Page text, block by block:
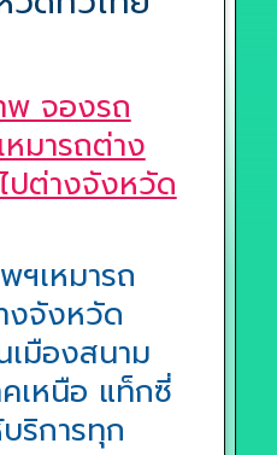
พ จองรถ
มารถต่าง
ปต่างจังหวัด
ฯเหมารถ
งจังหวัด
มืองสนาม
เหนือ แท็กซี่
ริการทุก